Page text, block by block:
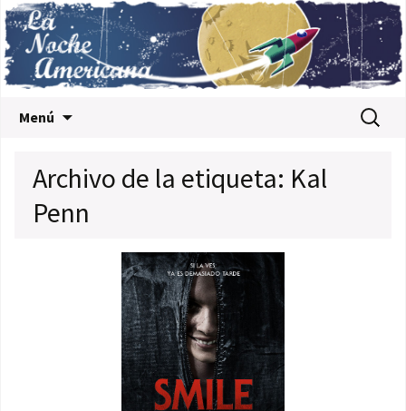
Menú Buscar:
Archivo de la etiqueta: Kal
Penn